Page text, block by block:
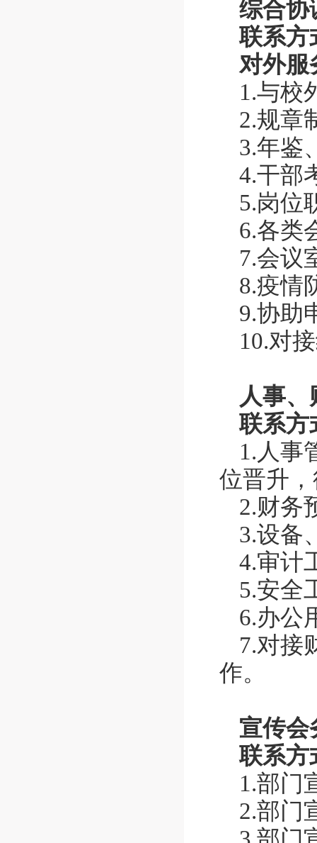
综合协
联系方
对外服
1.与校
2.规章
3.年鉴
4.干部
5.岗位
6.各类
7.会议
8.疫情
9.协助
10.对
人事
联系方
1.人事
位晋升
2.财务
3.设备
4.审计
5.安全
6.办公
7.对接
作。
宣传会
联系方
1.部门
2.部门